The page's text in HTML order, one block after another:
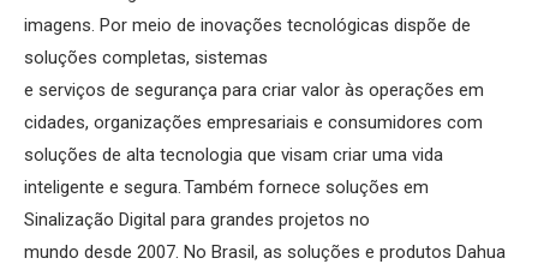
imagens. Por meio de inovações tecnológicas dispõe de
soluções completas, sistemas
e serviços de segurança para criar valor às operações em
cidades, organizações empresariais e consumidores com
soluções de alta tecnologia que visam criar uma vida
inteligente e segura. Também fornece soluções em
Sinalização Digital para grandes projetos no
mundo desde 2007. No Brasil, as soluções e produtos Dahua